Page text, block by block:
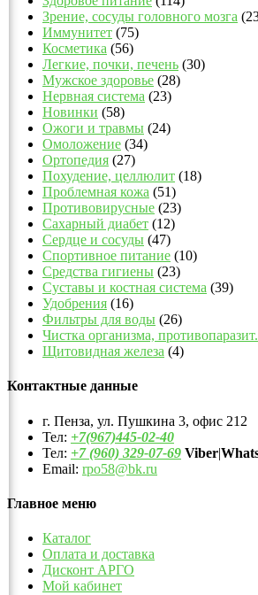
Зрение, сосуды головного мозга
Иммунитет (75)
Косметика (56)
Легкие, почки, печень (30)
Мужское здоровье (28)
Нервная система (23)
Новинки (58)
Ожоги и травмы (24)
Омоложение (34)
Ортопедия (27)
Похудение, целлюлит (18)
Проблемная кожа (51)
Противовирусные (23)
Сахарный диабет (12)
Сердце и сосуды (47)
Спортивное питание (10)
Средства гигиены (23)
Суставы и костная система (39)
Удобрения (16)
Фильтры для воды (26)
Чистка организма, противопаразит.
Щитовидная железа (4)
Контактные данные
г. Пенза, ул. Пушкина 3, офис 212
Тел: +7(967)445-02-40
Тел: +7 (960) 329-07-69 Viber|
Email: rpo58@bk.ru
Главное меню
Каталог
Оплата и доставка
Дисконт АРГО
Мой кабинет